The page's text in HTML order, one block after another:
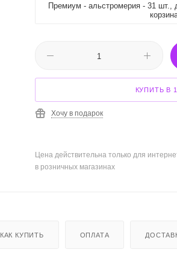
Премиум - альстромерия - 31 шт.,
КУПИТЬ В
Хочу в подарок
Цена действительна только для
в розничных магазинах
КАК КУПИТЬ ОПЛАТА